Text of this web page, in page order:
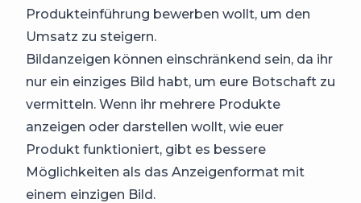
Produkteinführung bewerben wollt, um den
Umsatz zu steigern.
Bildanzeigen können einschränkend sein, da ihr
nur ein einziges Bild habt, um eure Botschaft zu
vermitteln. Wenn ihr mehrere Produkte
anzeigen oder darstellen wollt, wie euer
Produkt funktioniert, gibt es bessere
Möglichkeiten als das Anzeigenformat mit
einem einzigen Bild.